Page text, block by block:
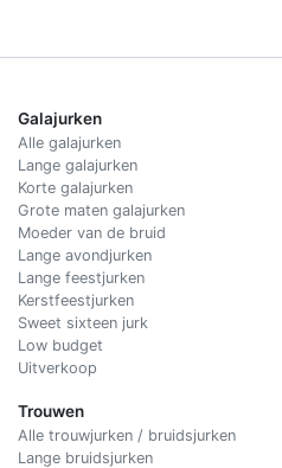
Galajurken
Alle galajurken
Lange galajurken
Korte galajurken
Grote maten galajurken
Moeder van de bruid
Lange avondjurken
Lange feestjurken
Kerstfeestjurken
Sweet sixteen jurk
Low budget
Uitverkoop
Trouwen
Alle trouwjurken / bruidsjurken
Lange bruidsjurken